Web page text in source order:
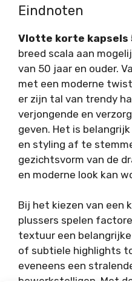
Eindnoten
Vlotte korte kapsels
breed scala aan
van 50 jaar en ouder.
met een moderne
er zijn tal van trendy
verjongende en
geven. Het is
en styling af te
gezichtsvorm van de
en moderne look kan
Bij het kiezen van een
plussers spelen
textuur een
of subtiele highlights
eveneens een